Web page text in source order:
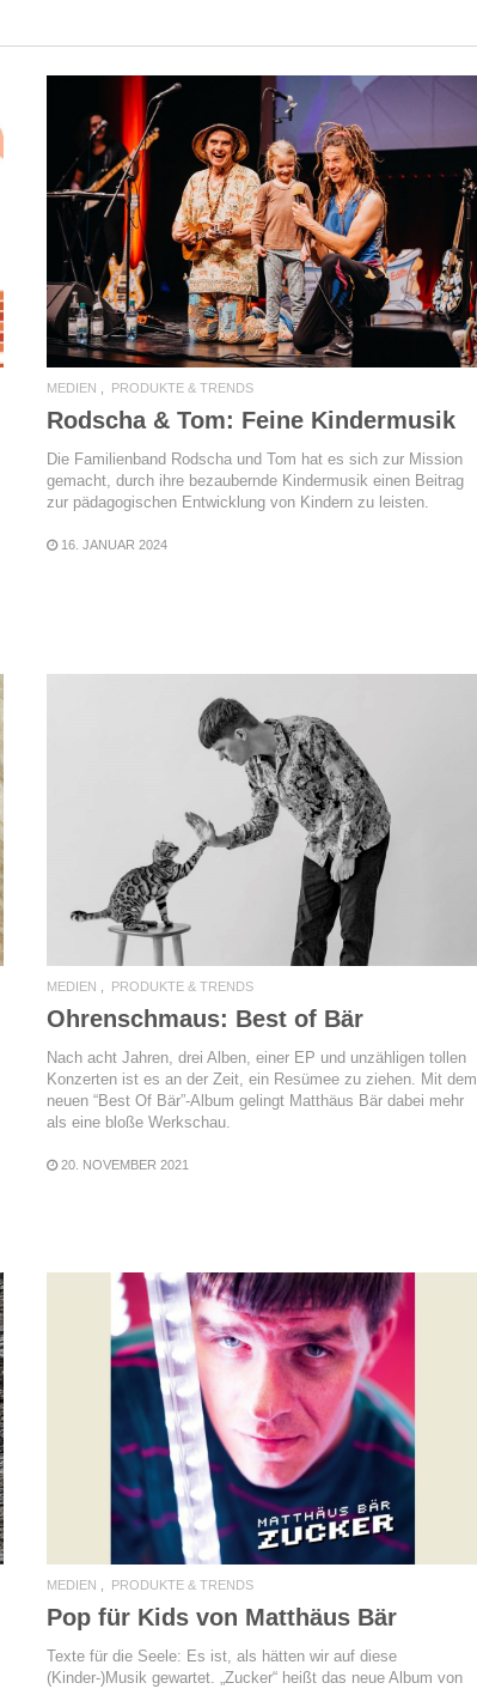
READ MORE
MEDIEN PRODUKTE & TRENDS
Rodscha & Tom: Feine Kindermusik
Die Familienband Rodscha und Tom hat es sich zur Mission
gemacht, durch ihre bezaubernde Kindermusik einen Beitrag
zur pädagogischen Entwicklung von Kindern zu leisten.
16. JANUAR 2024
READ MORE
MEDIEN PRODUKTE & TRENDS
Ohrenschmaus: Best of Bär
Nach acht Jahren, drei Alben, einer EP und unzähligen tollen
Konzerten ist es an der Zeit, ein Resümee zu ziehen. Mit dem
neuen “Best Of Bär”-Album gelingt Matthäus Bär dabei mehr
als eine bloße Werkschau.
20. NOVEMBER 2021
READ MORE
MEDIEN PRODUKTE & TRENDS
Pop für Kids von Matthäus Bär
Texte für die Seele: Es ist, als hätten wir auf diese
(Kinder-)Musik gewartet. „Zucker“ heißt das neue Album von